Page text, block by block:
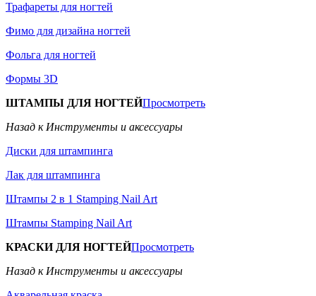
Трафареты для ногтей
Фимо для дизайна ногтей
Фольга для ногтей
Формы 3D
ШТАМПЫ ДЛЯ НОГТЕЙПросмотреть
Назад к Инструменты и аксессуары
Диски для штампинга
Лак для штампинга
Штампы 2 в 1 Stamping Nail Art
Штампы Stamping Nail Art
КРАСКИ ДЛЯ НОГТЕЙПросмотреть
Назад к Инструменты и аксессуары